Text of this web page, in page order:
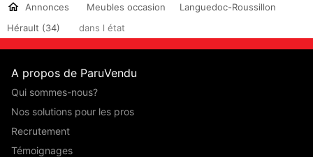
Annonces Meubles occasion
Languedoc-Roussillon
Hérault (34)
dans l état
A propos de ParuVendu
Qui sommes-nous?
Nos solutions pour les pros
Recrutement
Témoignages